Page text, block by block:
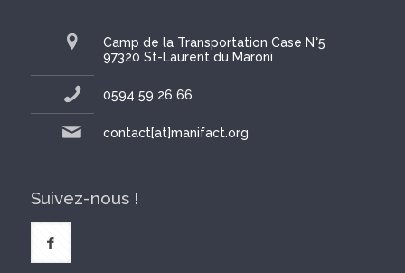
Camp de la Transportation Case N°5
97320 St-Laurent du Maroni
0594 59 26 66
contact[at]manifact.org
Suivez-nous !